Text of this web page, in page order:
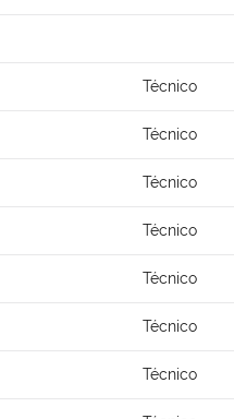
Técnico
Técnico
Técnico
Técnico
Técnico
Técnico
Técnico